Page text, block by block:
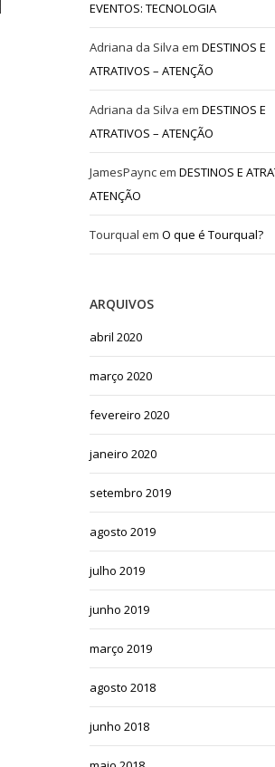
EVENTOS: TECNOLOGIA
Adriana da Silva emDESTINOS E
ATRATIVOS – ATENÇÃO
Adriana da Silva emDESTINOS E
ATRATIVOS – ATENÇÃO
JamesPaync emDESTINOS E
ATENÇÃO
Tourqual emO que é Tourqual?
ARQUIVOS
abril 2020
março 2020
fevereiro 2020
janeiro 2020
setembro 2019
agosto 2019
julho 2019
junho 2019
março 2019
agosto 2018
junho 2018